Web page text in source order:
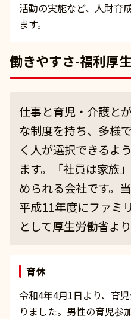
活動の実施など、人財育
ます。
働きやすさ-福利厚生
仕事と育児・介護と
な制度を持ち、多様
く人が選択できるよ
ます。「社員は家族
められる会社です。
平成11年度にファミ
として厚生労働省よ
育休
令和4年4月1日より、育
りました。男性の育児参